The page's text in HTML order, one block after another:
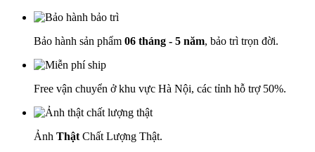
Bảo hành sản phẩm 06 tháng - 5 năm, bảo trì trọn đời.
Free vận chuyển ở khu vực Hà Nội, các tỉnh hỗ trợ 50%.
Ảnh Thật Chất Lượng Thật.